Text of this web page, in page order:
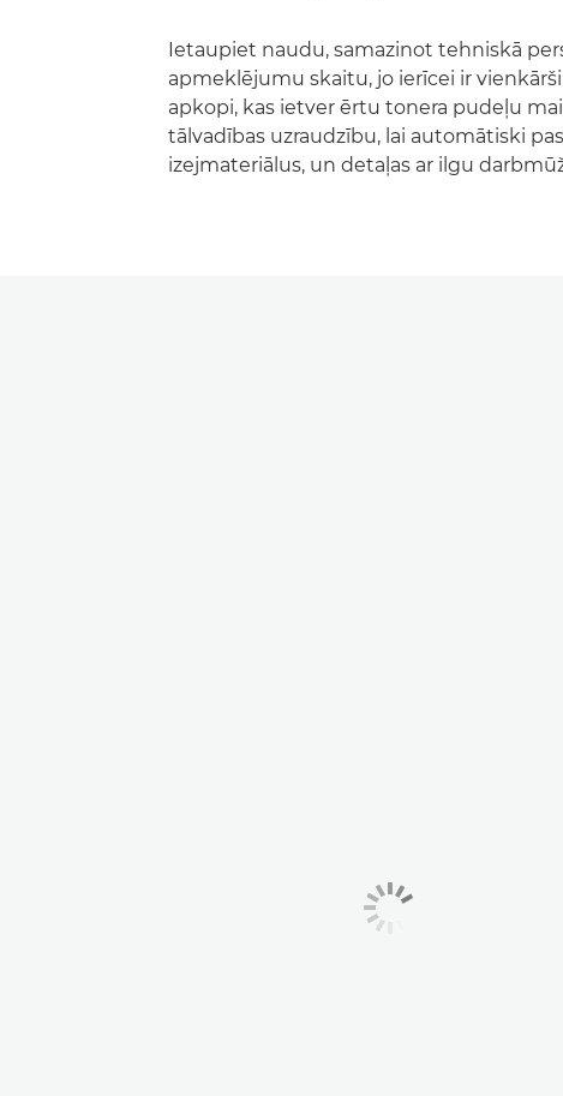
Ietaupiet naudu, samazinot tehniskā
apmeklējumu skaitu, jo ierīcei ir
apkopi, kas ietver ērtu tonera pudeļu
tālvadības uzraudzību, lai automātiski
izejmateriālus, un detaļas ar ilgu